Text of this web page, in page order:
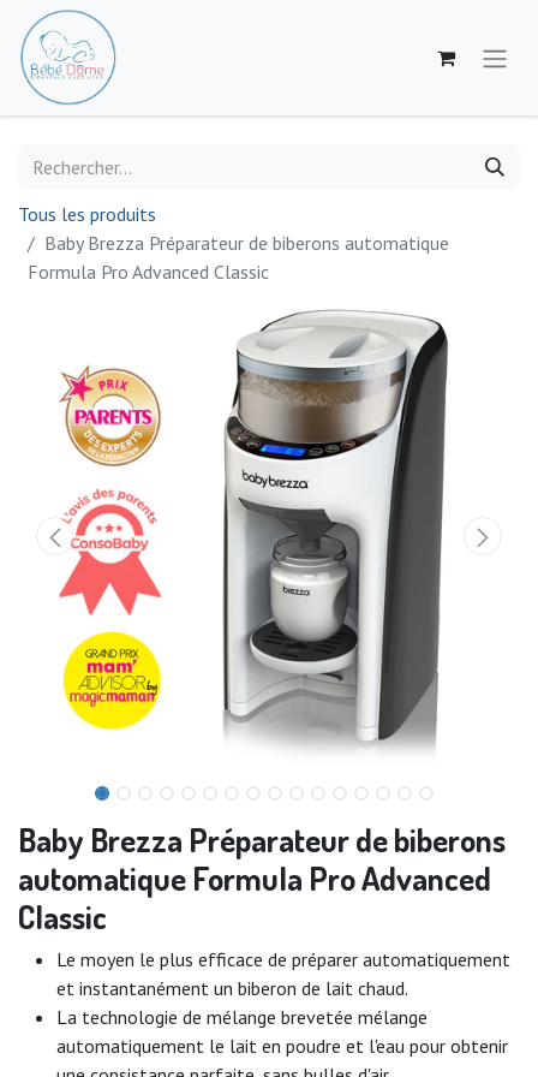
Tous les produits
Baby Brezza Préparateur de biberons automatique
Formula Pro Advanced Classic
Baby Brezza Préparateur de biberons
automatique Formula Pro Advanced
Classic
Le moyen le plus efficace de préparer automatiquement
et instantanément un biberon de lait chaud.
La technologie de mélange brevetée mélange
automatiquement le lait en poudre et l'eau pour obtenir